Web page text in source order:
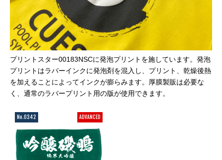
プリントスター00183NSCに発泡プリントを施しています。発泡
プリントはラバーインクに発泡剤を混入し、プリント、乾燥後熱
を加えることによってインクが膨らみます。厚膜製販は必要な
く、通常のラバープリント用の版が使用できます。
No.0342 ADVANCED